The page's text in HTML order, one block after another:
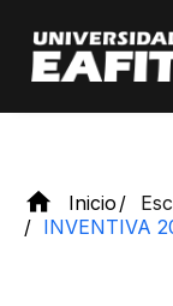
contenido
principal
Invitado
Inicio
INVENTIVA